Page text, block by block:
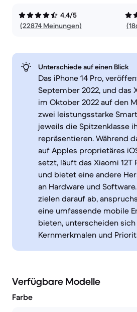
4,4/5
(22874 Meinungen)
Unterschiede auf einen Blick
Das iPhone 14 Pro,
September 2022, und das
im Oktober 2022 auf den
zwei leistungsstarke
jeweils die Spitzenklasse
repräsentieren. Während
auf Apples proprietäres
setzt, läuft das Xiaomi 12T
und bietet eine andere
an Hardware und
zielen darauf ab,
eine umfassende mobile
bieten, unterscheiden
Kernmerkmalen und
Verfügbare Modelle
Farbe